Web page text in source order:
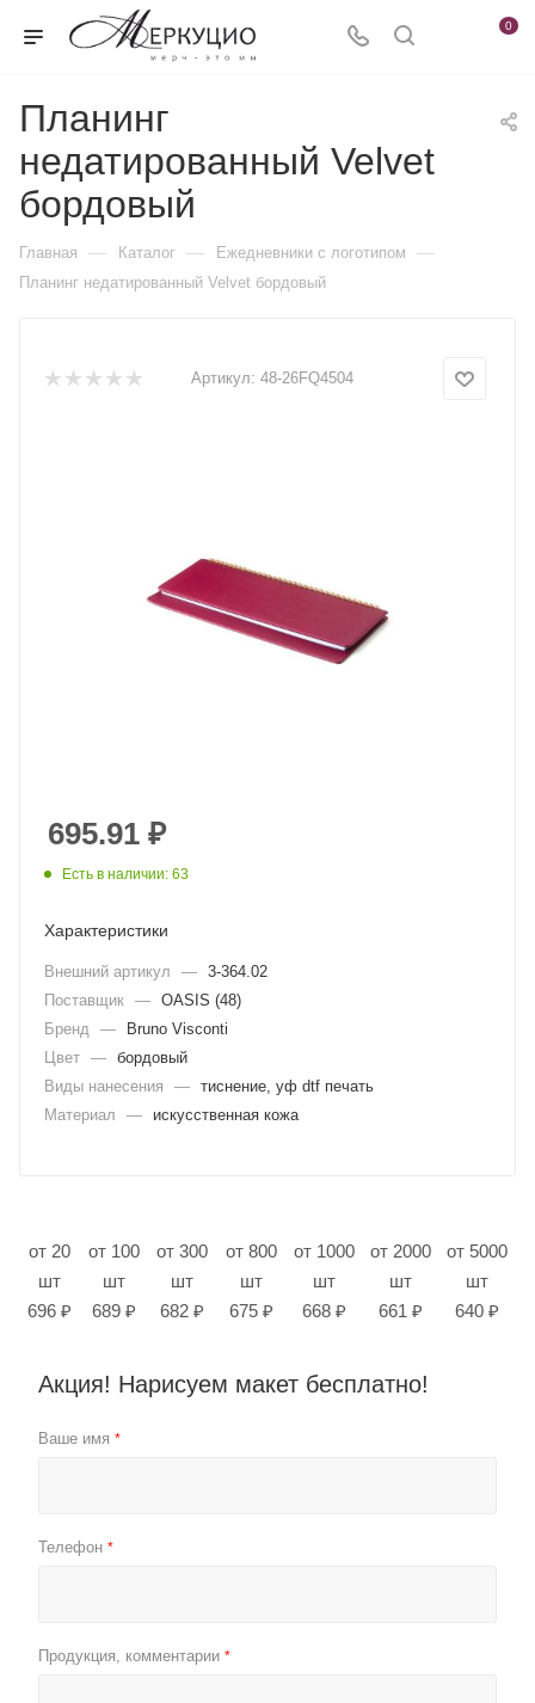
0
Планинг
недатированный Velvet
бордовый
Главная — Каталог — Ежедневники c логотипом —
Планинг недатированный Velvet бордовый
Артикул: 48-26FQ4504
695.91 ₽
Есть в наличии: 63
Характеристики
Внешний артикул — 3-364.02
Поставщик — OASIS (48)
Бренд
—
Bruno Visconti
Цвет — бордовый
Виды нанесения
— тиснение, уф dtf печать
Материал
— искусственная кожа
от 20
шт
696 ₽
от 100
шт
689 ₽
от 300
шт
682 ₽
от 800
шт
675 ₽
от 1000
шт
668 ₽
от 2000
шт
661 ₽
от 5000
шт
640 ₽
Акция! Нарисуем макет бесплатно!
Ваше имя *
Телефон *
Продукция, комментарии *